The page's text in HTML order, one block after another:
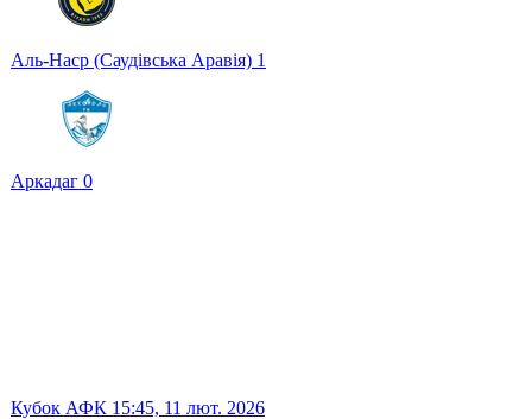
Аль-Наср (Саудівська Аравія) 1
Аркадаг 0
Кубок АФК 15:45, 11 лют. 2026